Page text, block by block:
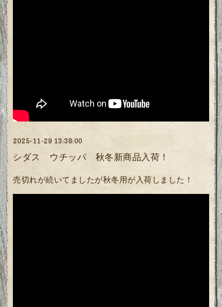
2025-11-29 13:38:00
シダス ウチッパ 秋冬新商品入荷！
売切れが続いてましたが秋冬用が入荷しました！